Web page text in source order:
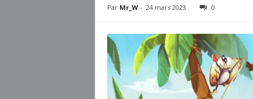
Par Mr_W- 24 mars 2023 0